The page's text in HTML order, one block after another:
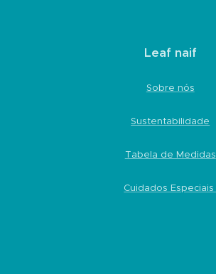
Leaf naif
Sobre nós
Sustentabilidade
Tabela de Medidas
Cuidados Especiais